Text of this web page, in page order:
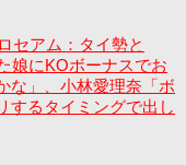
セアム：タイ勢と
娘にKOボーナスでお
な」、小林愛理奈「ボ
するタイミングで出し